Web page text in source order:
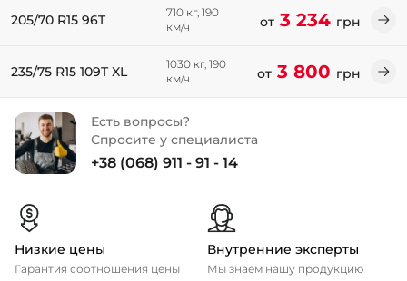
205/70 R15 96T
710 кг, 190
км/ч
от3 234 грн
235/75 R15 109T XL
1030 кг, 190
км/ч
от3 800 грн
Есть вопросы?
Спросите у специалиста
+38 (068) 911 - 91 - 14
Низкие цены
Гарантия соотношения цены
Внутренние эксперты
Мы знаем нашу продукцию